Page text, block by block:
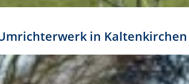
in Kaltenkirchen